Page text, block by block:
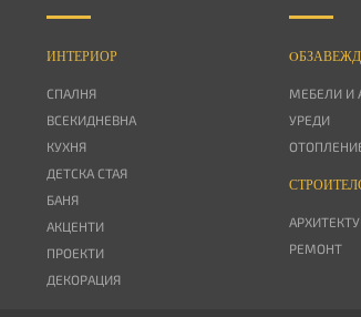
ИНТЕРИОР
СПАЛНЯ
ВСЕКИДНЕВНА
КУХНЯ
ДЕТСКА СТАЯ
БАНЯ
АКЦЕНТИ
ПРОЕКТИ
ДЕКОРАЦИЯ
МЕБЕЛИ И
УРЕДИ
РЕМОНТ